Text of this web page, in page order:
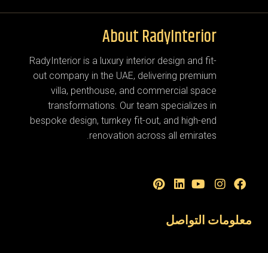
About RadyInterior
RadyInterior is a luxury interior design and fit-
out company in the UAE, delivering premium
villa, penthouse, and commercial space
transformations. Our team specializes in
bespoke design, turnkey fit-out, and high-end
renovation across all emirates.
معلومات التواصل